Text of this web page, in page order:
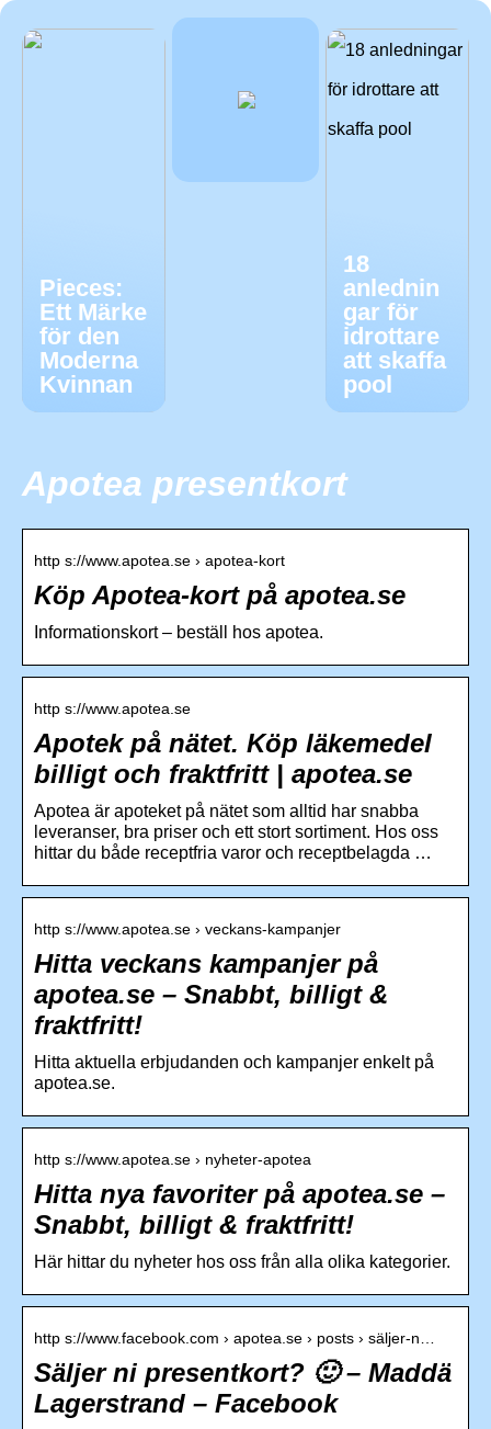
Pieces:
Ett Märke
för den
Moderna
Kvinnan
18
anlednin
gar för
idrottare
att skaffa
pool
Apotea presentkort
http s://www.apotea.se › apotea-kort
Köp Apotea-kort på apotea.se
Informationskort – beställ hos apotea.
http s://www.apotea.se
Apotek på nätet. Köp läkemedel
billigt och fraktfritt | apotea.se
Apotea är apoteket på nätet som alltid har snabba
leveranser, bra priser och ett stort sortiment. Hos oss
hittar du både receptfria varor och receptbelagda …
http s://www.apotea.se › veckans-kampanjer
Hitta veckans kampanjer på
apotea.se – Snabbt, billigt &
fraktfritt!
Hitta aktuella erbjudanden och kampanjer enkelt på
apotea.se.
http s://www.apotea.se › nyheter-apotea
Hitta nya favoriter på apotea.se –
Snabbt, billigt & fraktfritt!
Här hittar du nyheter hos oss från alla olika kategorier.
http s://www.facebook.com › apotea.se › posts › säljer-n…
Säljer ni presentkort? 🙂 – Maddä
Lagerstrand – Facebook